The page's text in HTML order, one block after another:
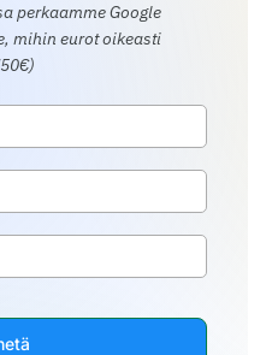
perkaamme Google
mihin eurot oikeasti